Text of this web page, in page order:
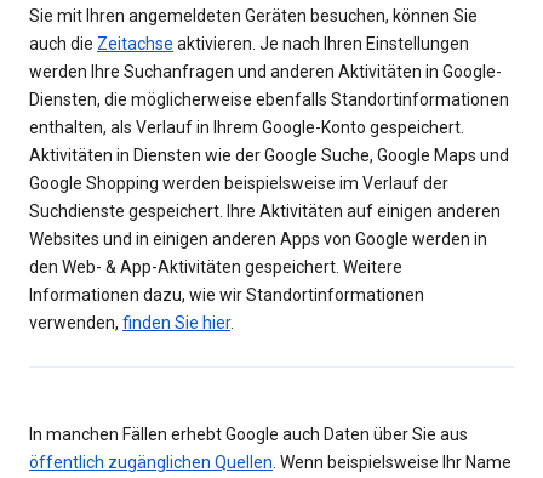
Sie mit Ihren angemeldeten Geräten besuchen, können Sie
auch die Zeitachse aktivieren. Je nach Ihren Einstellungen
werden Ihre Suchanfragen und anderen Aktivitäten in Google-
Diensten, die möglicherweise ebenfalls Standortinformationen
enthalten, als Verlauf in Ihrem Google-Konto gespeichert.
Aktivitäten in Diensten wie der Google Suche, Google Maps und
Google Shopping werden beispielsweise im Verlauf der
Suchdienste gespeichert. Ihre Aktivitäten auf einigen anderen
Websites und in einigen anderen Apps von Google werden in
den Web- & App-Aktivitäten gespeichert. Weitere
Informationen dazu, wie wir Standortinformationen
verwenden, finden Sie hier.
In manchen Fällen erhebt Google auch Daten über Sie aus
öffentlich zugänglichen Quellen . Wenn beispielsweise Ihr Name